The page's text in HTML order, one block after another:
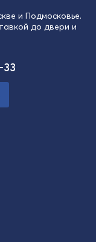
и Подмосковье.
до двери и
33